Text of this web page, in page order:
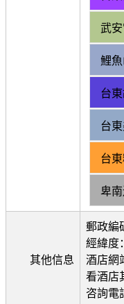
武
鯉
台
台
台
卑
其他信息
郵政編
經緯度
酒店網
看酒店
咨詢電